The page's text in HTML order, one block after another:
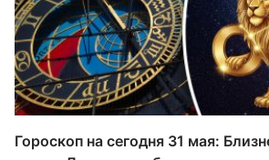
Гороскоп на сегодня 31 мая: